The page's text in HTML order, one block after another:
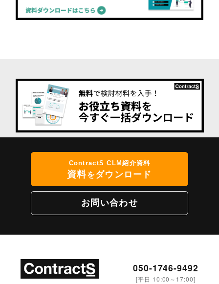
ContractS CLM紹介資料
資料をダウンロード
お問い合わせ
050-1746-9492
[平日 10:00～17:00]